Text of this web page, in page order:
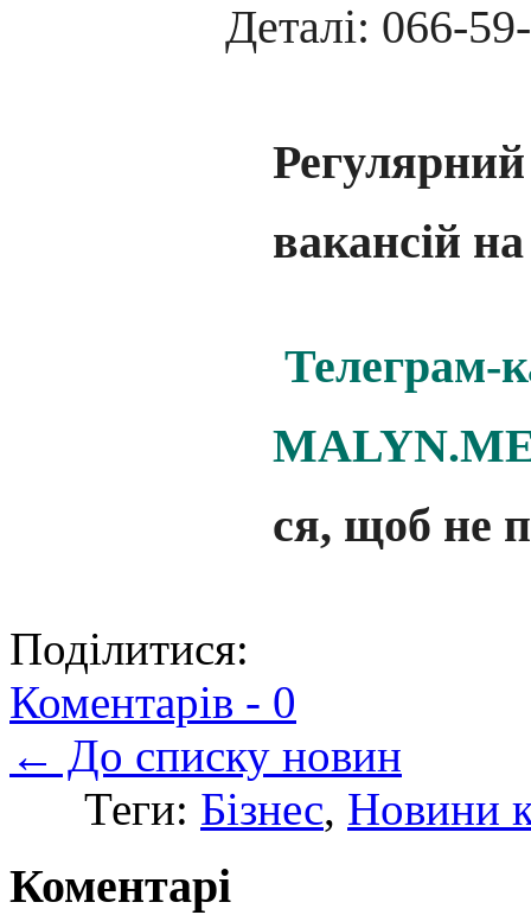
Деталі: 066-
вакансій
Телеграм-
ся, щоб не
Поділитися:
Коментарів - 0
← До списку новин
Теги: Бізнес, Новини
Коментарі